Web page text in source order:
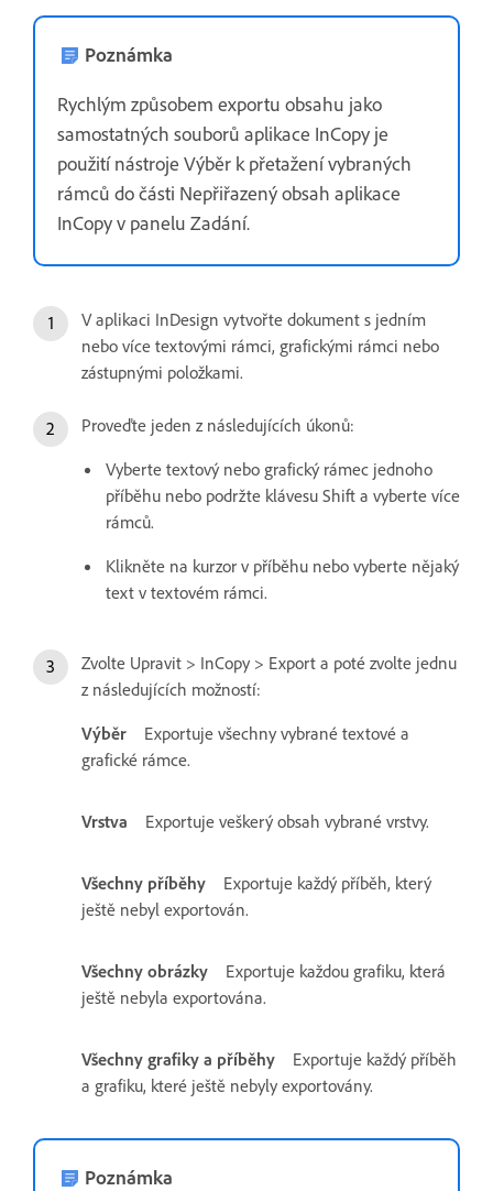
Poznámka
Rychlým způsobem exportu obsahu jako
samostatných souborů aplikace InCopy je
použití nástroje Výběr k přetažení vybraných
rámců do části Nepřiřazený obsah aplikace
InCopy v panelu Zadání.
V aplikaci InDesign vytvořte dokument s jedním
nebo více textovými rámci, grafickými rámci nebo
zástupnými položkami.
Proveďte jeden z následujících úkonů:
Vyberte textový nebo grafický rámec jednoho
příběhu nebo podržte klávesu Shift a vyberte více
rámců.
Klikněte na kurzor v příběhu nebo vyberte nějaký
text v textovém rámci.
Zvolte Upravit > InCopy > Export a poté zvolte jednu
z následujících možností:
Výběr
Exportuje všechny vybrané textové a
grafické rámce.
Vrstva Exportuje veškerý obsah vybrané vrstvy.
Všechny příběhy
Exportuje každý příběh, který
ještě nebyl exportován.
Všechny obrázky
Exportuje každou grafiku, která
ještě nebyla exportována.
Všechny grafiky a příběhy
Exportuje každý příběh
a grafiku, které ještě nebyly exportovány.
Poznámka